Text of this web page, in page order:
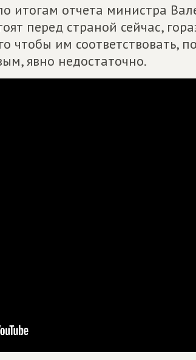
итогам отчета министра
перед страной сейчас,
чтобы им соответствовать,
явно недостаточно.